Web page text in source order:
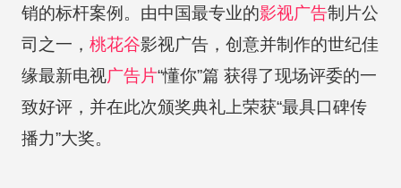
销的标杆案例。由中国最专业的影视广告制片公
司之一， 桃花谷影视广告，创意并制作的世纪佳
缘最新电视广告片“懂你”篇 获得了现场评委的一
致好评，并在此次颁奖典礼上荣获“最具口碑传
播力”大奖。